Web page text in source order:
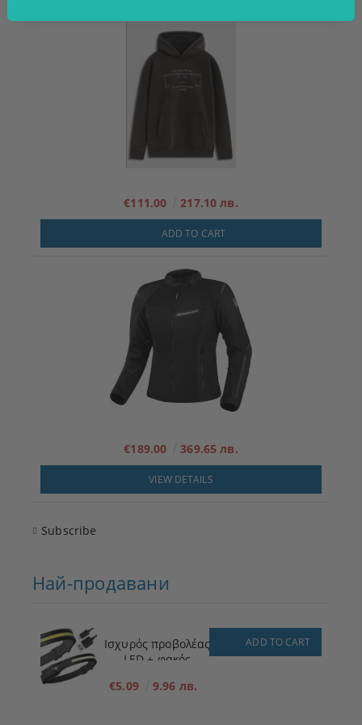
€111.00 217.10 лв.
ADD TO CART
€189.00 369.65 лв.
VIEW DETAILS
Subscribe
Най-продавани
Ισχυρός προβολέας
LED + φακός
€5.09
9.96 лв.
ADD TO CART